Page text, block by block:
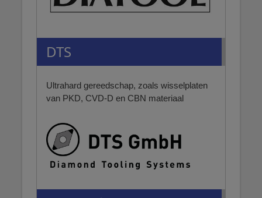
DTS
Ultrahard gereedschap, zoals wisselplaten
van PKD, CVD-D en CBN materiaal